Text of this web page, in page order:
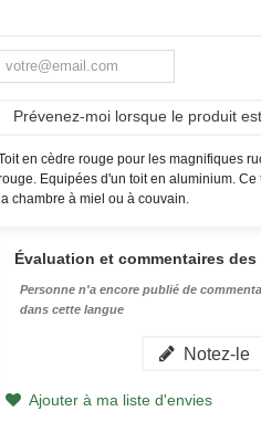
Prévenez-moi lorsque le produit
en cèdre rouge pour les magnifiques
Equipées d'un toit en aluminium. Ce
la chambre à miel ou à couvain.
Évaluation et commentaires
Personne n'a encore publié de
dans cette langue
Notez-le
Ajouter à ma liste d'envies